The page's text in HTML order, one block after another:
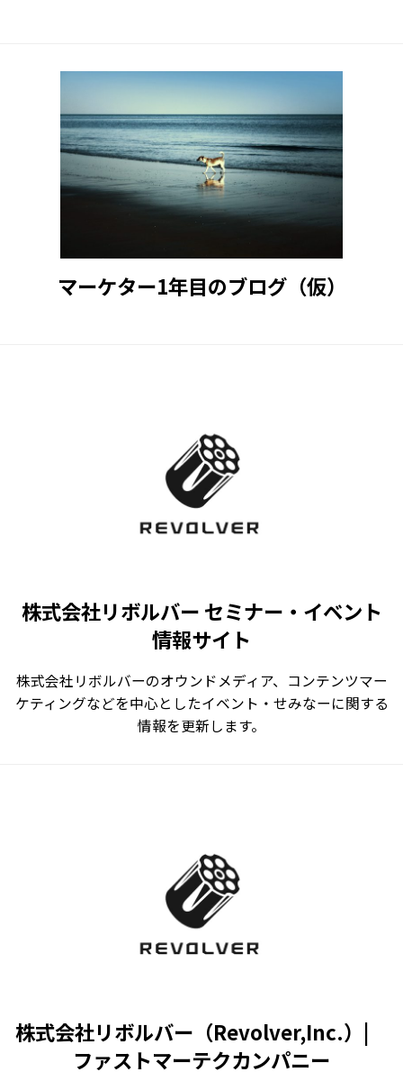
マーケター1年目のブログ（仮）
株式会社リボルバー セミナー・イベント
情報サイト
株式会社リボルバーのオウンドメディア、コンテンツマー
ケティングなどを中心としたイベント・せみなーに関する
情報を更新します。
株式会社リボルバー（Revolver,Inc.）|
ファストマーテクカンパニー